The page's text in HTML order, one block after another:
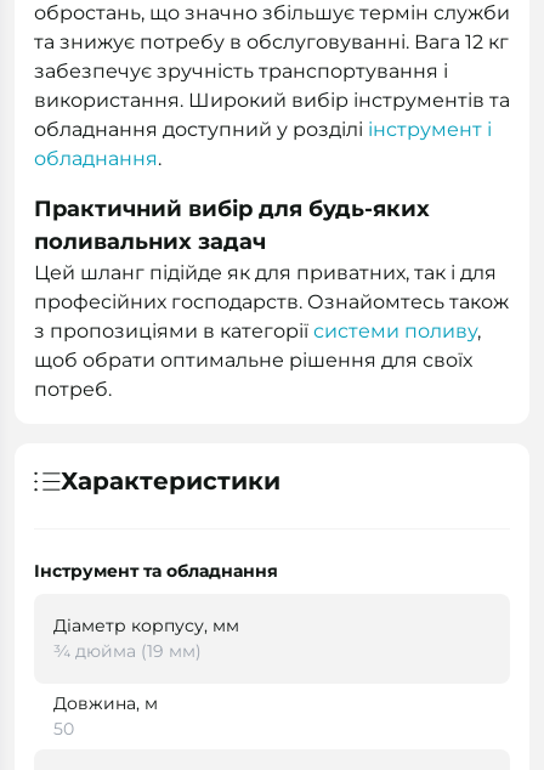
обростань, що значно збільшує термін служби
та знижує потребу в обслуговуванні. Вага 12 кг
забезпечує зручність транспортування і
використання. Широкий вибір інструментів та
обладнання доступний у розділі інструмент і
обладнання.
Практичний вибір для будь-яких
поливальних задач
Цей шланг підійде як для приватних, так і для
професійних господарств. Ознайомтесь також
з пропозиціями в категорії системи поливу,
щоб обрати оптимальне рішення для своїх
потреб.
Характеристики
Інструмент та обладнання
Діаметр корпусу, мм
¾ дюйма (19 мм)
Довжина, м
50